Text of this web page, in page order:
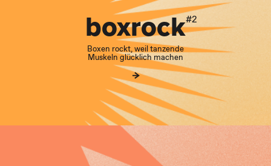
boxrock#2
Boxen rockt, weil tanzende
Muskeln glücklich machen